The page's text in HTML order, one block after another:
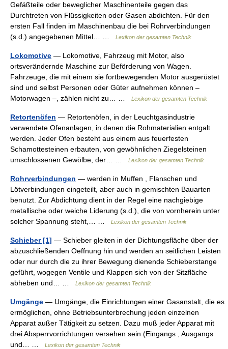
Gefäßteile oder beweglicher Maschinenteile gegen das
Durchtreten von Flüssigkeiten oder Gasen abdichten. Für den
ersten Fall finden im Maschinenbau die bei Rohrverbindungen
(s.d.) angegebenen Mittel… …
Lexikon der gesamten Technik
Lokomotive — Lokomotive, Fahrzeug mit Motor, also
ortsverändernde Maschine zur Beförderung von Wagen.
Fahrzeuge, die mit einem sie fortbewegenden Motor ausgerüstet
sind und selbst Personen oder Güter aufnehmen können –
Motorwagen –, zählen nicht zu… …
Lexikon der gesamten Technik
Retortenöfen — Retortenöfen, in der Leuchtgasindustrie
verwendete Ofenanlagen, in denen die Rohmaterialien entgalt
werden. Jeder Ofen besteht aus einem aus feuerfesten
Schamottesteinen erbauten, von gewöhnlichen Ziegelsteinen
umschlossenen Gewölbe, der… …
Lexikon der gesamten Technik
Rohrverbindungen — werden in Muffen , Flanschen und
Lötverbindungen eingeteilt, aber auch in gemischten Bauarten
benutzt. Zur Abdichtung dient in der Regel eine nachgiebige
metallische oder weiche Liderung (s.d.), die von vornherein unter
solcher Spannung steht,… …
Lexikon der gesamten Technik
Schieber [1] — Schieber gleiten in der Dichtungsfläche über der
abzuschließenden Oeffnung hin und werden an seitlichen Leisten
oder nur durch die zu ihrer Bewegung dienende Schieberstange
geführt, wogegen Ventile und Klappen sich von der Sitzfläche
abheben und… …
Lexikon der gesamten Technik
Umgänge — Umgänge, die Einrichtungen einer Gasanstalt, die es
ermöglichen, ohne Betriebsunterbrechung jeden einzelnen
Apparat außer Tätigkeit zu setzen. Dazu muß jeder Apparat mit
drei Absperrvorrichtungen versehen sein (Eingangs , Ausgangs
und… …
Lexikon der gesamten Technik